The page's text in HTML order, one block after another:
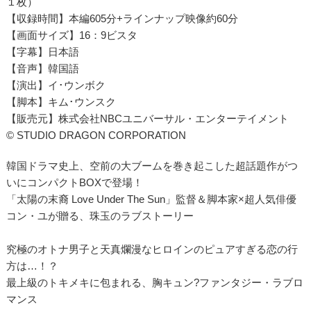
【収録時間】本編605分+ラインナップ映像約60分
【画面サイズ】16：9ビスタ
【字幕】日本語
【音声】韓国語
【演出】イ･ウンボク
【脚本】キム･ウンスク
【販売元】株式会社NBCユニバーサル・エンターテイメント
© STUDIO DRAGON CORPORATION
韓国ドラマ史上、空前の大ブームを巻き起こした超話題作がつ
いにコンパクトBOXで登場！
「太陽の末裔 Love Under The Sun」監督＆脚本家×超人気俳優
コン・ユが贈る、珠玉のラブストーリー
究極のオトナ男子と天真爛漫なヒロインのピュアすぎる恋の行
方は…！？
最上級のトキメキに包まれる、胸キュン?ファンタジー・ラブロ
マンス